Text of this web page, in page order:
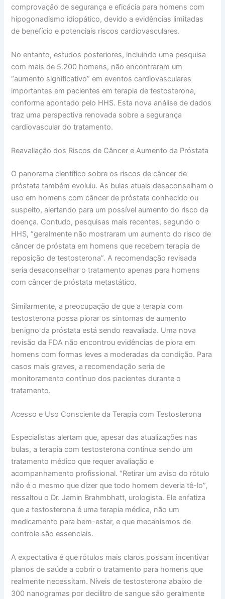
comprovação de segurança e eficácia para homens com
hipogonadismo idiopático, devido a evidências limitadas
de benefício e potenciais riscos cardiovasculares.
No entanto, estudos posteriores, incluindo uma pesquisa
com mais de 5.200 homens, não encontraram um
“aumento significativo” em eventos cardiovasculares
importantes em pacientes em terapia de testosterona,
conforme apontado pelo HHS. Esta nova análise de dados
traz uma perspectiva renovada sobre a segurança
cardiovascular do tratamento.
Reavaliação dos Riscos de Câncer e Aumento da Próstata
O panorama científico sobre os riscos de câncer de
próstata também evoluiu. As bulas atuais desaconselham o
uso em homens com câncer de próstata conhecido ou
suspeito, alertando para um possível aumento do risco da
doença. Contudo, pesquisas mais recentes, segundo o
HHS, “geralmente não mostraram um aumento do risco de
câncer de próstata em homens que recebem terapia de
reposição de testosterona”. A recomendação revisada
seria desaconselhar o tratamento apenas para homens
com câncer de próstata metastático.
Similarmente, a preocupação de que a terapia com
testosterona possa piorar os sintomas de aumento
benigno da próstata está sendo reavaliada. Uma nova
revisão da FDA não encontrou evidências de piora em
homens com formas leves a moderadas da condição. Para
casos mais graves, a recomendação seria de
monitoramento contínuo dos pacientes durante o
tratamento.
Acesso e Uso Consciente da Terapia com Testosterona
Especialistas alertam que, apesar das atualizações nas
bulas, a terapia com testosterona continua sendo um
tratamento médico que requer avaliação e
acompanhamento profissional. “Retirar um aviso do rótulo
não é o mesmo que dizer que todo homem deveria tê-lo”,
ressaltou o Dr. Jamin Brahmbhatt, urologista. Ele enfatiza
que a testosterona é uma terapia médica, não um
medicamento para bem-estar, e que mecanismos de
controle são essenciais.
A expectativa é que rótulos mais claros possam incentivar
planos de saúde a cobrir o tratamento para homens que
realmente necessitam. Níveis de testosterona abaixo de
300 nanogramas por decilitro de sangue são geralmente